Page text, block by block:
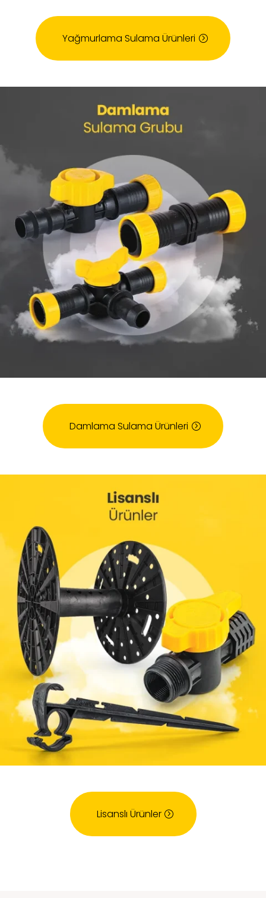
Yağmurlama Sulama Ürünleri
Damlama Sulama Ürünleri
Lisanslı Ürünler